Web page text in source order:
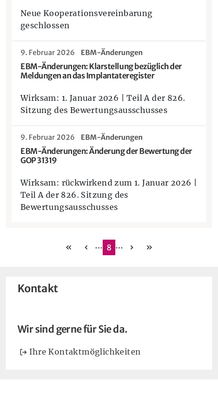
Neue Kooperationsvereinbarung
geschlossen
EBM-Änderungen: Klarstellung bezüglich der
Meldungen an das Implantateregister
9. Februar 2026 EBM-Änderungen
Wirksam: 1. Januar 2026 | Teil A der 826.
Sitzung des Bewertungsausschusses
EBM-Änderungen: Änderung der Bewertung der
GOP 31319
9. Februar 2026 EBM-Änderungen
Wirksam: rückwirkend zum 1. Januar 2026 |
Teil A der 826. Sitzung des
Bewertungsausschusses
erste vorherige
… 8 … nächsteletzte
Kontakt
Wir sind gerne für Sie da.
Ihre Kontaktmöglichkeiten